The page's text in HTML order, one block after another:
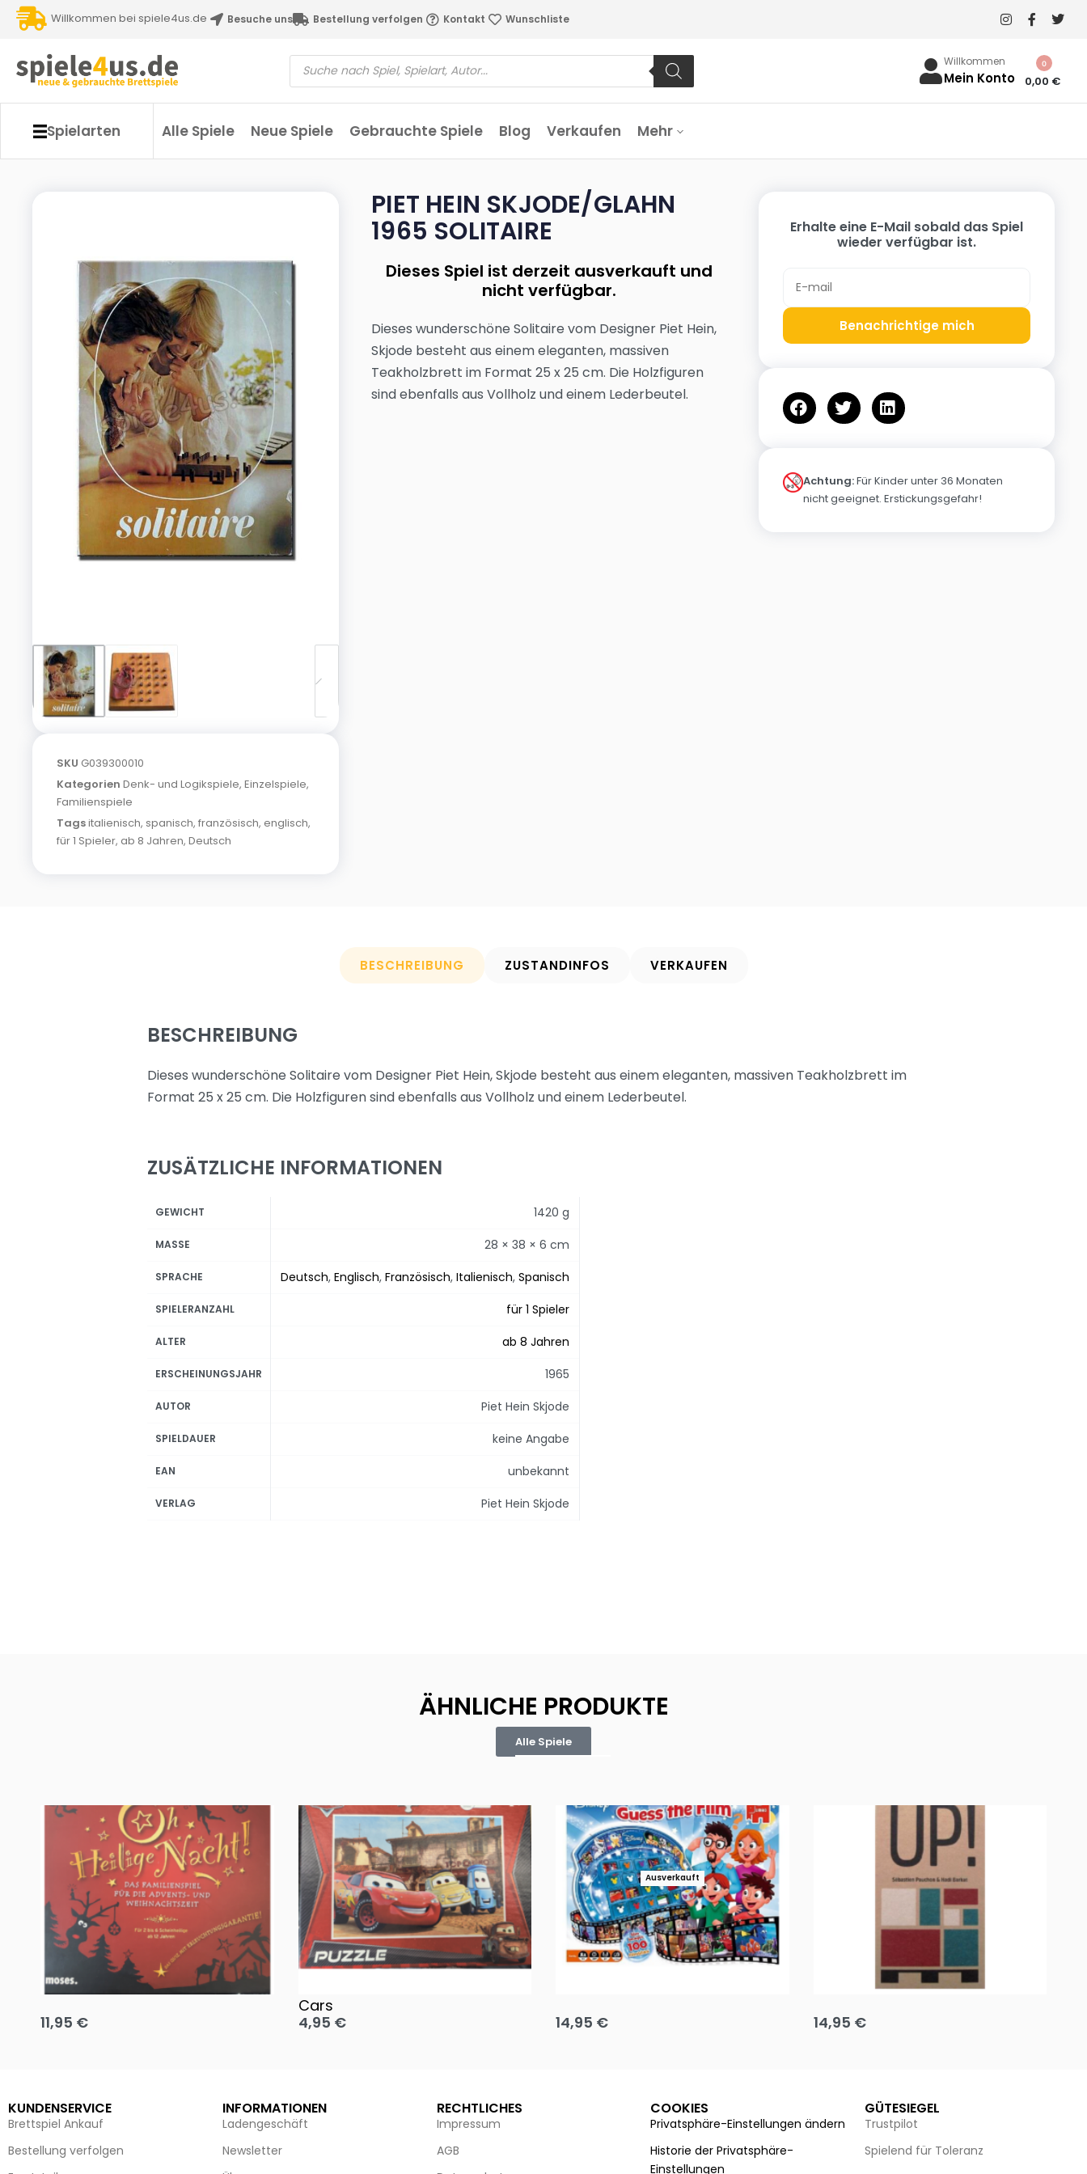
Willkommen bei spiele4us.de Besuche uns Bestellung verfolgen Kontakt Wunschliste
Willkommen
Mein Konto 0,00 €
0
Spielarten Alle Spiele Neue Spiele Gebrauchte Spiele Blog Verkaufen Mehr
SKU G039300010
Kategorien Denk- und Logikspiele, Einzelspiele,
Familienspiele
Tagsitalienisch, spanisch, französisch, englisch,
für 1 Spieler, ab 8 Jahren, Deutsch
PIET HEIN SKJODE/GLAHN
1965 SOLITAIRE
Dieses Spiel ist derzeit ausverkauft und
nicht verfügbar.
Dieses wunderschöne Solitaire vom Designer Piet Hein,
Skjode besteht aus einem eleganten, massiven
Teakholzbrett im Format 25 x 25 cm. Die Holzfiguren
sind ebenfalls aus Vollholz und einem Lederbeutel.
Erhalte eine E-Mail sobald das Spiel
wieder verfügbar ist.
Benachrichtige mich
Achtung:Für Kinder unter 36 Monaten
nicht geeignet. Erstickungsgefahr!
BESCHREIBUNG ZUSTANDINFOS VERKAUFEN
BESCHREIBUNG
Dieses wunderschöne Solitaire vom Designer Piet Hein, Skjode besteht aus einem eleganten, massiven Teakholzbrett im
Format 25 x 25 cm. Die Holzfiguren sind ebenfalls aus Vollholz und einem Lederbeutel.
ZUSÄTZLICHE INFORMATIONEN
GEWICHT 1420 g
MASSE 28 × 38 × 6 cm
SPRACHE Deutsch, Englisch, Französisch, Italienisch, Spanisch
SPIELERANZAHL für 1 Spieler
ALTER ab 8 Jahren
ERSCHEINUNGSJAHR 1965
AUTOR Piet Hein Skjode
SPIELDAUER keine Angabe
EAN unbekannt
VERLAG Piet Hein Skjode
ÄHNLICHE PRODUKTE
Alle Spiele
Oh, heilige Nacht!
11,95 €
Cars
4,95 €
Ausverkauft
14,95 €
Team up
14,95 €
KUNDENSERVICE
Brettspiel Ankauf
Bestellung verfolgen
INFORMATIONEN
Ladengeschäft
Newsletter
RECHTLICHES
Impressum
AGB
COOKIES
Privatsphäre-Einstellungen ändern
Historie der Privatsphäre-
Einstellungen
GÜTESIEGEL
Trustpilot
Spielend für Toleranz